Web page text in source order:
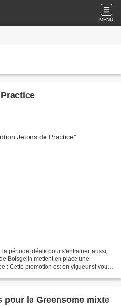
MENU
période idéale pour s'entrainer, aussi,
Boisgelin mettent en place une
: Cette promotion est en vigueur si vous
pour le Greensome mixte